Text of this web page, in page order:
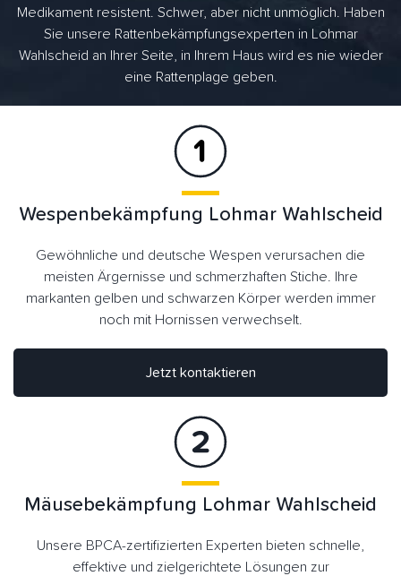
Medikament resistent. Schwer, aber nicht unmöglich. Haben
Sie unsere Rattenbekämpfungsexperten in Lohmar
Wahlscheid an Ihrer Seite, in Ihrem Haus wird es nie wieder
eine Rattenplage geben.
Wespenbekämpfung Lohmar Wahlscheid
Gewöhnliche und deutsche Wespen verursachen die
meisten Ärgernisse und schmerzhaften Stiche. Ihre
markanten gelben und schwarzen Körper werden immer
noch mit Hornissen verwechselt.
Jetzt kontaktieren
Mäusebekämpfung Lohmar Wahlscheid
Unsere BPCA-zertifizierten Experten bieten schnelle,
effektive und zielgerichtete Lösungen zur